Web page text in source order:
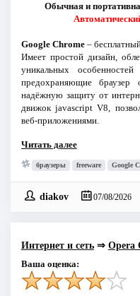
Обычная и
Google Chrome–
Имеет простой дизайн,
уникальных
предохраняющие
надёжную защиту от
движок jаvascript V8,
веб-приложениями.
Читать далее
браузеры freeware Google
diakov 07/08/2026
Интернет и сеть⇒ Opera
Ваша оценка: